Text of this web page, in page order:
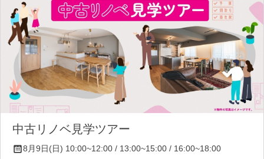
中古リノベ見学ツアー
8月9日(日) 10:00~12:00 / 13:00~15:00 / 16:00~18:00